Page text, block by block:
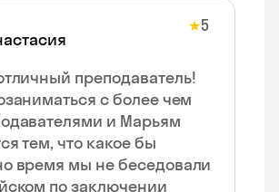
★5
преподаватель!
с более чем
и Марьям
тем, что какое бы
время мы не беседовали
по заключении